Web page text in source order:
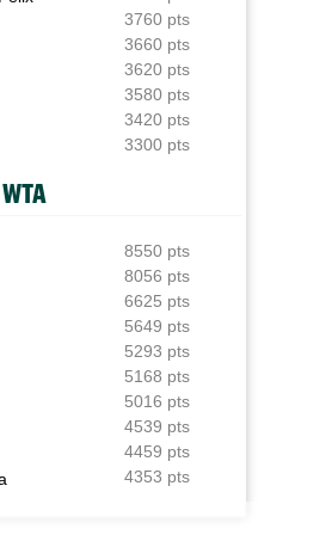
15:24
: "J’ai l’impression de
14:56
qualifs, Kristina
ce jeudi : horaires et
: qui jouera les BJK Cup
3760 pts
3660 pts
3620 pts
3580 pts
3420 pts
3300 pts
8550 pts
8056 pts
6625 pts
5649 pts
5293 pts
5168 pts
5016 pts
4539 pts
4459 pts
4353 pts